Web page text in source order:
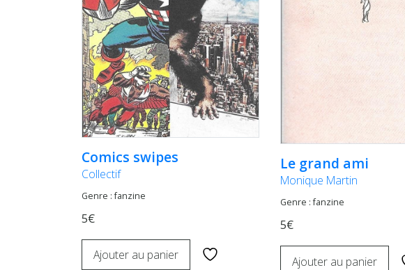
Comics swipes
Collectif
Genre : fanzine
5€
Ajouter au panier
Le grand ami
Monique Martin
Genre : fanzine
5€
Ajouter au panier